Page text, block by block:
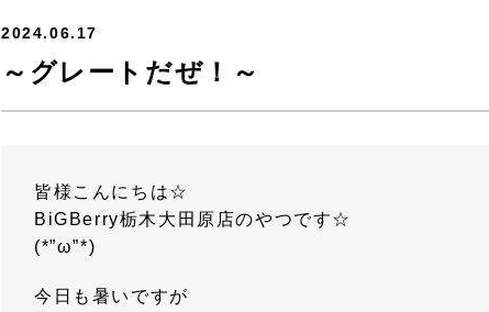
2024.06.17
～グレートだぜ！～
皆様こんにちは☆
BiGBerry栃木大田原店のやつです☆
(*”ω”*)
今日も暑いですが